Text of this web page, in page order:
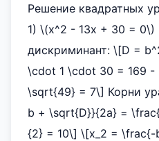
Решение квадратных
1) \(x^2 - 13x + 30 =
дискриминант: \[D =
\cdot 1 \cdot 30 = 169
\sqrt{49} = 7\] Корни
b + \sqrt{D}}{2a} =
{2} = 10\] \[x_2 =